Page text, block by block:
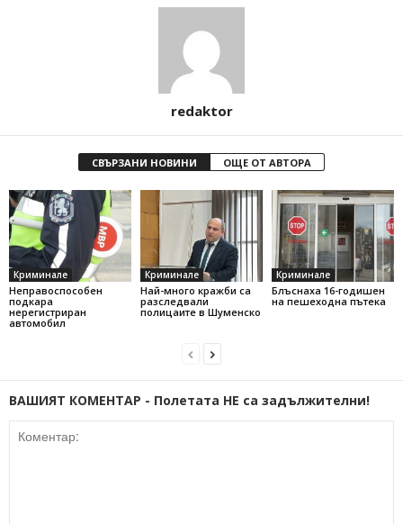
redaktor
СВЪРЗАНИ НОВИНИ ОЩЕ ОТ АВТОРА
Криминале
Неправоспособен
подкара
нерегистриран
автомобил
Криминале
Най-много кражби са
разследвали
полицаите в Шуменско
Криминале
Блъснаха 16-годишен
на пешеходна пътека
ВАШИЯТ КОМЕНТАР - Полетата НЕ са задължителни!